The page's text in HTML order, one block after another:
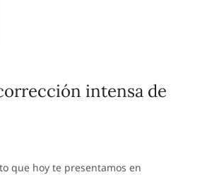
intensa de
que hoy te presentamos en